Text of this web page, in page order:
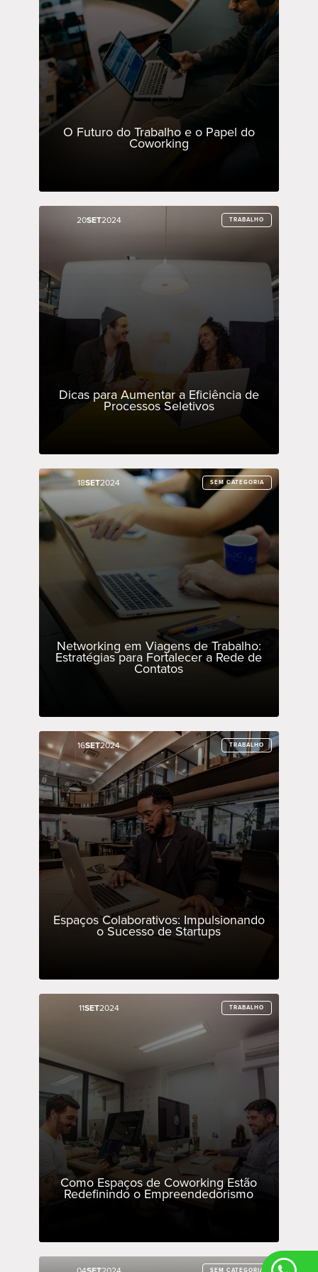
O Futuro do Trabalho e o Papel do
Coworking
20SET2024 TRABALHO
Dicas para Aumentar a Eficiência de
Processos Seletivos
20SET2024 TRABALHO
18SET2024 SEM CATEGORIA
Networking em Viagens de Trabalho:
Estratégias para Fortalecer a Rede de
Contatos
18SET2024 SEM CATEGORIA
16SET2024 TRABALHO
Espaços Colaborativos: Impulsionando
o Sucesso de Startups
16SET2024 TRABALHO
11SET2024 TRABALHO
Como Espaços de Coworking Estão
Redefinindo o Empreendedorismo
11SET2024 TRABALHO
SEM CATEGORIA
SEM CATEGORIA